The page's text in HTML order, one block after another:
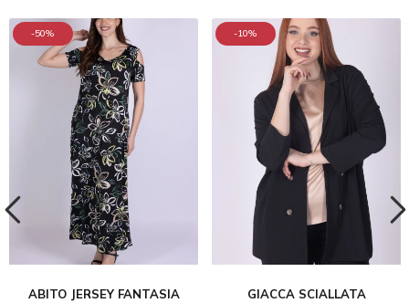
-50%
ABITO JERSEY FANTASIA
-10%
GIACCA SCIALLATA